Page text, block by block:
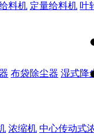
料机 定量给料机 叶
布袋除尘器 湿式降
浓缩机 中心传动式